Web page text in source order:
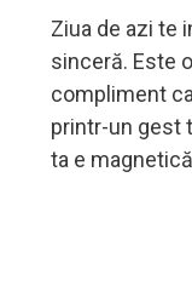
Ziua de azi te
sinceră. Este
compliment
printr-un gest
ta e